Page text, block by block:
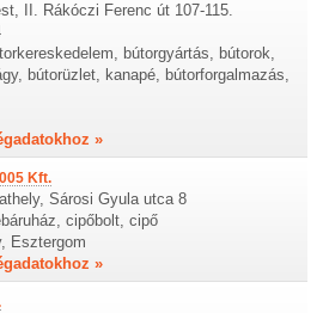
II. Rákóczi Ferenc út 107-115.
bútorgyártás, bútorok,
bútorüzlet, kanapé, bútorforgalmazás,
»
Kft.
Sárosi Gyula utca 8
cipőbolt, cipő
Esztergom
»